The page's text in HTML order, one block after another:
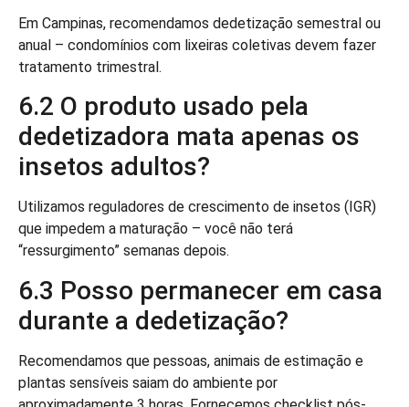
Em Campinas, recomendamos dedetização semestral ou
anual – condomínios com lixeiras coletivas devem fazer
tratamento trimestral.
6.2 O produto usado pela
dedetizadora mata apenas os
insetos adultos?
Utilizamos reguladores de crescimento de insetos (IGR)
que impedem a maturação – você não terá
“ressurgimento” semanas depois.
6.3 Posso permanecer em casa
durante a dedetização?
Recomendamos que pessoas, animais de estimação e
plantas sensíveis saiam do ambiente por